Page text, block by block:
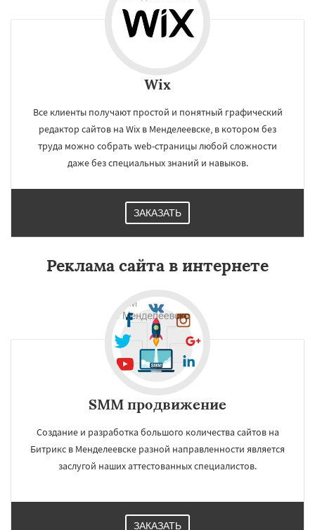
Wix
Все клиенты получают простой и понятный графический
редактор сайтов на Wix в Менделеевске, в котором без
труда можно собрать web-страницы любой сложности
даже без специальных знаний и навыков.
ЗАКАЗАТЬ
Реклама сайта в интернете
SMM продвижение
Создание и разработка большого количества сайтов на
Битрикс в Менделеевске разной направленности является
заслугой наших аттестованных специалистов.
ЗАКАЗАТЬ